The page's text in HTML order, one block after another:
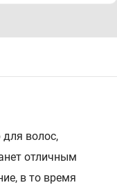
волос,
отличным
в то время